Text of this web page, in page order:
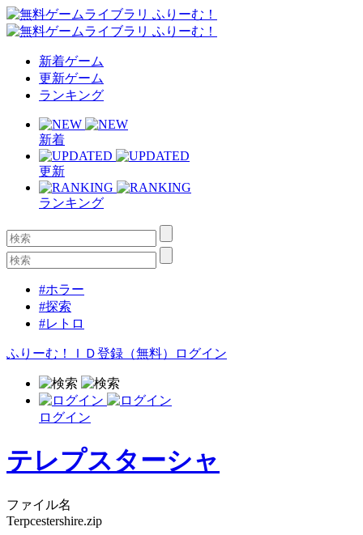
新着ゲーム
更新ゲーム
ランキング
新着
更新
ランキング
#ホラー
#探索
#レトロ
ふりーむ！ＩＤ登録（無料） ログイン
ログイン
テレプスターシャ
ファイル名
Terpcestershire.zip